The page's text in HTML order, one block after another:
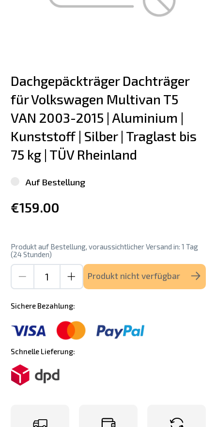
Dachgepäckträger Dachträger
für Volkswagen Multivan T5
VAN 2003-2015 | Aluminium |
Kunststoff | Silber | Traglast bis
75 kg | TÜV Rheinland
Auf Bestellung
€159.00
Produkt auf Bestellung, voraussichtlicher Versand in: 1 Tag
(24 Stunden)
Produkt nicht verfügbar
Sichere Bezahlung:
Schnelle Lieferung: